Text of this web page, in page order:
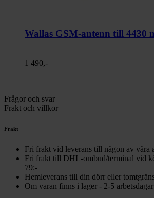
Wallas GSM-antenn till 4430
1 490,-
Frågor och svar
Frakt och villkor
Frakt
Fri frakt vid leverans till någon av våra
Fri frakt till DHL-ombud/terminal vid
79:-
Hemleverans till din dörr eller
Om varan finns i lager - 2-5